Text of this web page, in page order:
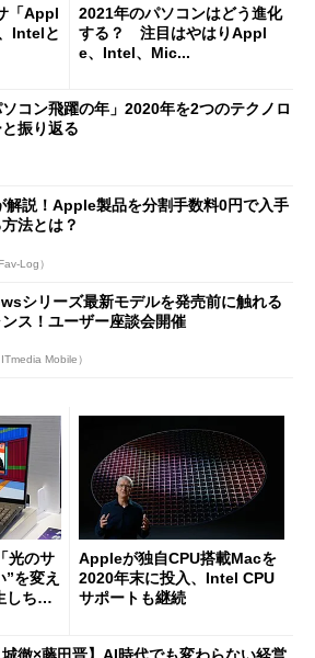
「Appl
Intelと
2021年のパソコンはどう進化
する？ 注目はやはりAppl
e、Intel、Mic...
ソコン飛躍の年」2020年を2つのテクノロ
振り返る
解説！Apple製品を分割手数料0円で入手
法とは？
Log）
シリーズ最新モデルを発売前に触れる
ス！ユーザー座談会開催
Mobile）
光のサ
を変え
しちゃ
Appleが独自CPU搭載Macを
2020年末に投入、Intel CPU
サポートも継続
城徹×藤田晋】AI時代でも変わらない経営